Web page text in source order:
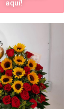
aquí!